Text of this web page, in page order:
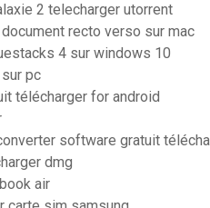
2 telecharger utorrent
recto verso sur mac
4 sur windows 10
pc
télécharger for android
software gratuit
dmg
air